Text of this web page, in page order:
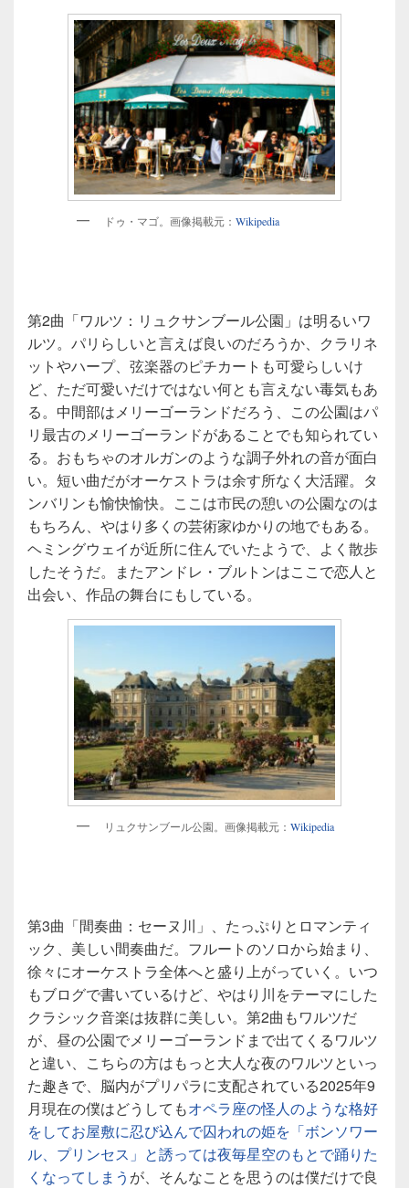
ドゥ・マゴ。画像掲載元： Wikipedia
第2曲「ワルツ：リュクサンブール公園」は明るいワ
ルツ。パリらしいと言えば良いのだろうか、クラリネ
ットやハープ、弦楽器のピチカートも可愛らしいけ
ど、ただ可愛いだけではない何とも言えない毒気もあ
る。中間部はメリーゴーランドだろう、この公園はパ
リ最古のメリーゴーランドがあることでも知られてい
る。おもちゃのオルガンのような調子外れの音が面白
い。短い曲だがオーケストラは余す所なく大活躍。タ
ンバリンも愉快愉快。ここは市民の憩いの公園なのは
もちろん、やはり多くの芸術家ゆかりの地でもある。
ヘミングウェイが近所に住んでいたようで、よく散歩
したそうだ。またアンドレ・ブルトンはここで恋人と
出会い、作品の舞台にもしている。
リュクサンブール公園。画像掲載元： Wikipedia
第3曲「間奏曲：セーヌ川」、たっぷりとロマンティ
ック、美しい間奏曲だ。フルートのソロから始まり、
徐々にオーケストラ全体へと盛り上がっていく。いつ
もブログで書いているけど、やはり川をテーマにした
クラシック音楽は抜群に美しい。第2曲もワルツだ
が、昼の公園でメリーゴーランドまで出てくるワルツ
と違い、こちらの方はもっと大人な夜のワルツといっ
た趣きで、脳内がプリパラに支配されている2025年9
月現在の僕はどうしてもオペラ座の怪人のような格好
をしてお屋敷に忍び込んで囚われの姫を「ボンソワー
ル、プリンセス」と誘っては夜毎星空のもとで踊りた
くなってしまう が、そんなことを思うのは僕だけで良